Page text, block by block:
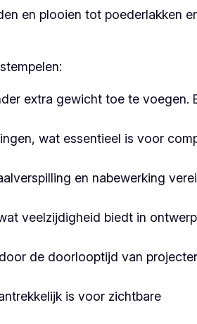
en plooien tot poederlakken
extra gewicht toe te voegen.
wat essentieel is voor
en nabewerking
veelzijdigheid biedt in
de doorlooptijd van
is voor zichtbare